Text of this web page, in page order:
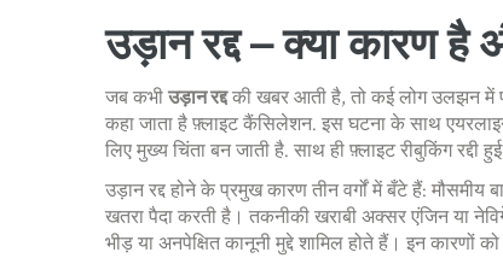
उड़ान रद्द – क्या कारण
जब कभीउड़ान रद्दकी खबर आती है, तो कई लोग उलझन में
कहा जाता हैफ़्लाइट कैंसिलेशन. इस घटना के साथ
लिए मुख्य चिंता बन जाती है. साथ हीफ़्लाइट रीबुकिंगरद्दी
उड़ान रद्द होने के प्रमुख कारण तीन वर्गों में बँटे हैं:
खतरा पैदा करती है। तकनीकी खराबी अक्सर एंजिन या
भीड़ या अनपेक्षित कानूनी मुद्दे शामिल होते हैं। इन